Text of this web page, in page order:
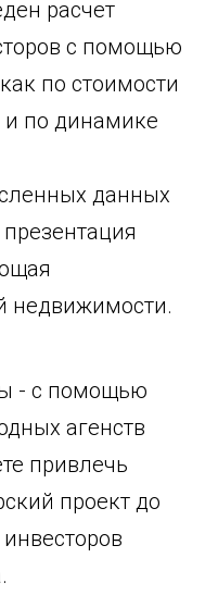
расчет
с помощью
по стоимости
и по динамике
данных
недвижимости.
- с помощью
агенств
привлечь
проект до